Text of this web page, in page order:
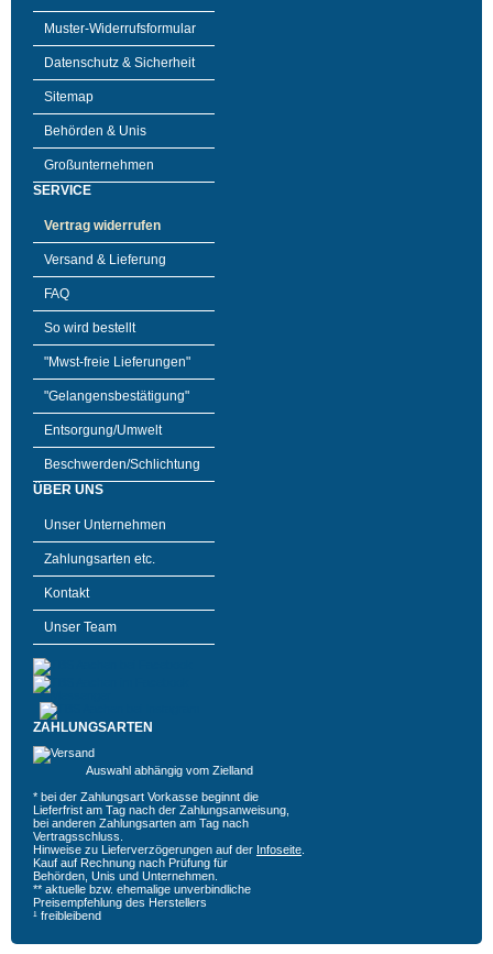
Muster-Widerrufsformular
Datenschutz & Sicherheit
Sitemap
Behörden & Unis
Großunternehmen
SERVICE
Vertrag widerrufen
Versand & Lieferung
FAQ
So wird bestellt
"Mwst-freie Lieferungen"
"Gelangensbestätigung"
Entsorgung/Umwelt
Beschwerden/Schlichtung
ÜBER UNS
Unser Unternehmen
Zahlungsarten etc.
Kontakt
Unser Team
ZAHLUNGSARTEN
Auswahl abhängig vom Zielland
* bei der Zahlungsart Vorkasse beginnt die
Lieferfrist am Tag nach der Zahlungsanweisung,
bei anderen Zahlungsarten am Tag nach
Vertragsschluss.
Hinweise zu Lieferverzögerungen auf der Infoseite
Kauf auf Rechnung nach Prüfung für
Behörden, Unis und Unternehmen.
** aktuelle bzw. ehemalige unverbindliche
Preisempfehlung des Herstellers
¹ freibleibend